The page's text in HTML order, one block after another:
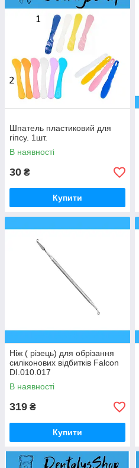
Шпатель пластиковий для
гіпсу. 1шт.
В наявності
30 ₴
Купити
Ніж ( різець) для обрізання
силіконових відбитків Falcon
DI.010.017
В наявності
319 ₴
Купити